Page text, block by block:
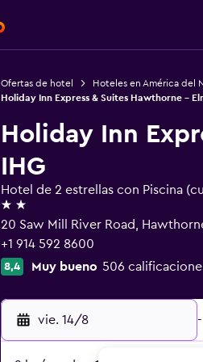
Ofertas de hotel
Hoteles en América del
Holiday Inn Express & Suites Hawthorne -
Holiday Inn
IHG
Hotel de 2 estrellas con Piscina
2 estrellas
20 Saw Mill River Road,
+1 914 592 8600
8,4 Muy bueno 506
vie. 14/8 -